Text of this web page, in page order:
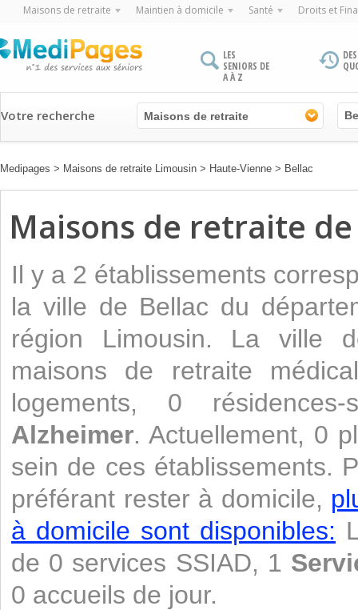
Maisons de retraite Maintien à domicile Santé Droits et
LES
SENIORS DE
A À Z
Votre recherche Maisons de retraite
Medipages > Maisons de retraite Limousin > Haute-Vienne > Bellac
Maisons de retraite
Il y a 2 établissements
la ville de Bellac du
région Limousin. La ville
maisons de retraite
logements, 0
Alzheimer. Actuellement, 0
sein de ces établissements.
préférant rester à domicile,
à domicile sont disponibles:
de 0 services SSIAD, 1
0 accueils de jour.